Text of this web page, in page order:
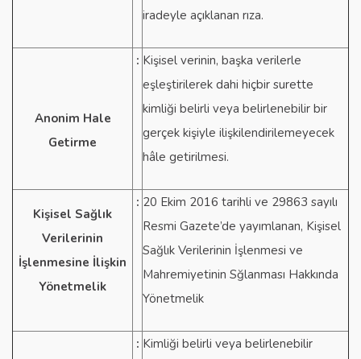
iradeyle açıklanan rıza.
Anonim Hale
Getirme
: Kişisel verinin, başka verilerle
eşleştirilerek dahi hiçbir surette
kimliği belirli veya belirlenebilir bir
gerçek kişiyle ilişkilendirilemeyecek
hâle getirilmesi.
Kişisel Sağlık
Verilerinin
İşlenmesine İlişkin
Yönetmelik
: 20 Ekim 2016 tarihli ve 29863 sayılı
Resmi Gazete’de yayımlanan, Kişisel
Sağlık Verilerinin İşlenmesi ve
Mahremiyetinin Sğlanması Hakkında
Yönetmelik
: Kimliği belirli veya belirlenebilir